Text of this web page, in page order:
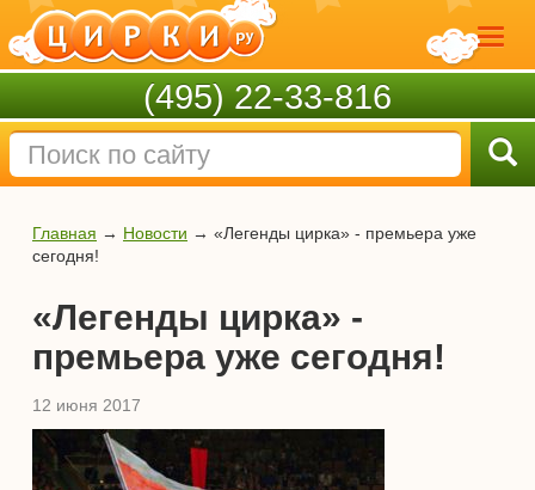
(495) 22-33-816
Главная → Новости → «Легенды цирка» - премьера уже
сегодня!
«Легенды цирка» -
премьера уже сегодня!
12 июня 2017